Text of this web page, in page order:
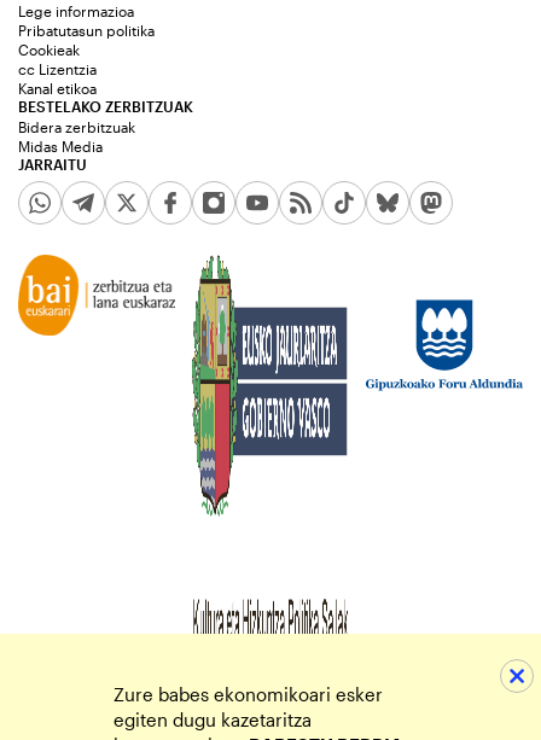
JARRAITU
Lege informazioa
Pribatutasun politika
Cookieak
cc Lizentzia
Kanal etikoa
BESTELAKO ZERBITZUAK
Bidera zerbitzuak
Midas Media
Zure babes ekonomikoari esker
egiten dugu kazetaritza